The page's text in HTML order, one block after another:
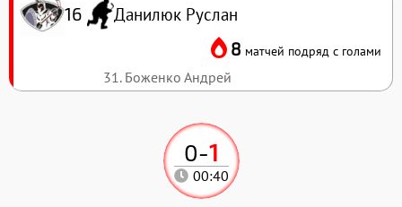
0-1
00:40
16 Данилюк Руслан
8 матчей подряд с голами
31. Боженко Андрей